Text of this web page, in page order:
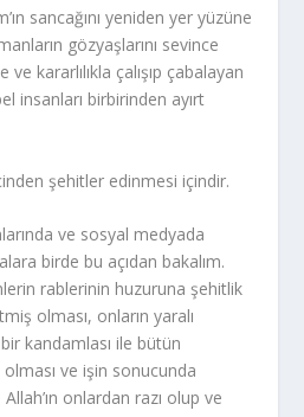
sancağını yeniden yer yüzüne
gözyaşlarını sevince
kararlılıkla çalışıp çabalayan
insanları birbirinden ayırt
şehitler edinmesi içindir.
ve sosyal medyada
birde bu açıdan bakalım.
rablerinin huzuruna şehitlik
olması, onların yaralı
kandamlası ile bütün
ve işin sonucunda
onlardan razı olup ve